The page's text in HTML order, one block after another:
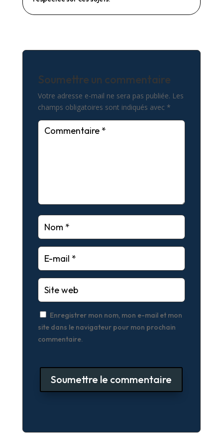
Soumettre un commentaire
Votre adresse e-mail ne sera pas publiée. Les
champs obligatoires sont indiqués avec *
Enregistrer mon nom, mon e-mail et mon
site dans le navigateur pour mon prochain
commentaire.
Soumettre le commentaire